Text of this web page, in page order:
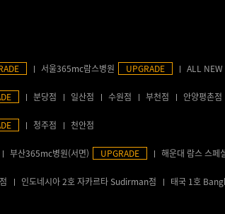
서울365mc람스병원 UPGRADE ALL NEW
분당점 일산점 수원점 부천점 안양평촌점
청주점 천안점
부산365mc병원(서면) UPGRADE 해운대 람스 스페
인도네시아 2호 자카르타 Sudirman점 태국 1호